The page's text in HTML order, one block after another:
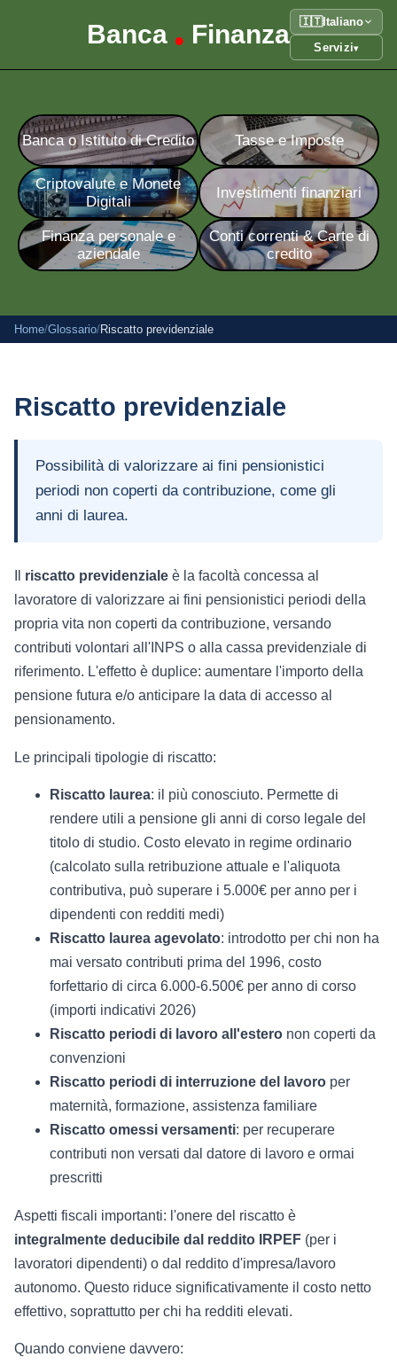
Banca • Finanza 🇮🇹 Italiano
Servizi▾
Banca o Istituto di Credito Tasse e Imposte
Criptovalute e Monete
Digitali
Investimenti finanziari
Finanza personale e
aziendale
Conti correnti & Carte di
credito
Home/Glossario/Riscatto previdenziale
Riscatto previdenziale
Possibilità di valorizzare ai fini pensionistici
periodi non coperti da contribuzione, come gli
anni di laurea.
riscatto previdenziale è la facoltà concessa al
lavoratore di valorizzare ai fini pensionistici periodi della
propria vita non coperti da contribuzione, versando
contributi volontari all'INPS o alla cassa previdenziale di
riferimento. L'effetto è duplice: aumentare l'importo della
pensione futura e/o anticipare la data di accesso al
pensionamento.
Le principali tipologie di riscatto:
Riscatto laurea: il più conosciuto. Permette di
rendere utili a pensione gli anni di corso legale del
titolo di studio. Costo elevato in regime ordinario
(calcolato sulla retribuzione attuale e l'aliquota
contributiva, può superare i 5.000€ per anno per i
dipendenti con redditi medi)
Riscatto laurea agevolato: introdotto per chi non ha
mai versato contributi prima del 1996, costo
forfettario di circa 6.000-6.500€ per anno di corso
(importi indicativi 2026)
Riscatto periodi di lavoro all'estero non coperti da
convenzioni
Riscatto periodi di interruzione del lavoro per
maternità, formazione, assistenza familiare
Riscatto omessi versamenti: per recuperare
contributi non versati dal datore di lavoro e ormai
prescritti
Aspetti fiscali importanti: l'onere del riscatto è
integralmente deducibile dal reddito IRPEF (per i
lavoratori dipendenti) o dal reddito d'impresa/lavoro
autonomo. Questo riduce significativamente il costo netto
effettivo, soprattutto per chi ha redditi elevati.
Quando conviene davvero: